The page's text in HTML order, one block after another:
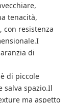
tenacità,
con resistenza
di
di piccole
salva spazio.Il
ma aspetto